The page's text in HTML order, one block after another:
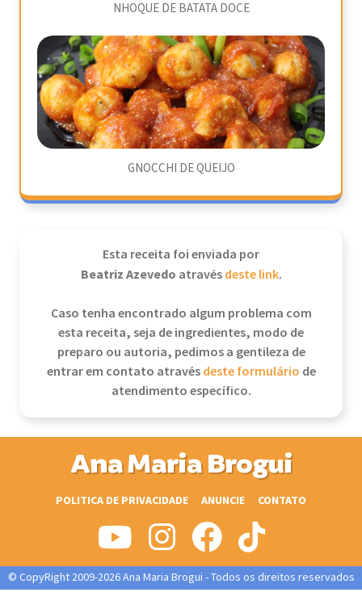
NHOQUE DE BATATA DOCE
GNOCCHI DE QUEIJO
Esta receita foi enviada por
Beatriz Azevedo atravésdeste link.
Caso tenha encontrado algum problema com
esta receita, seja de ingredientes, modo de
preparo ou autoria, pedimos a gentileza de
entrar em contato atravésdeste formulário de
atendimento específico.
Ana Maria Brogui
POLITICA DE PRIVACIDADE ANUNCIE CONTATO
© CopyRight 2009-2026 Ana Maria Brogui - Todos os direitos reservados